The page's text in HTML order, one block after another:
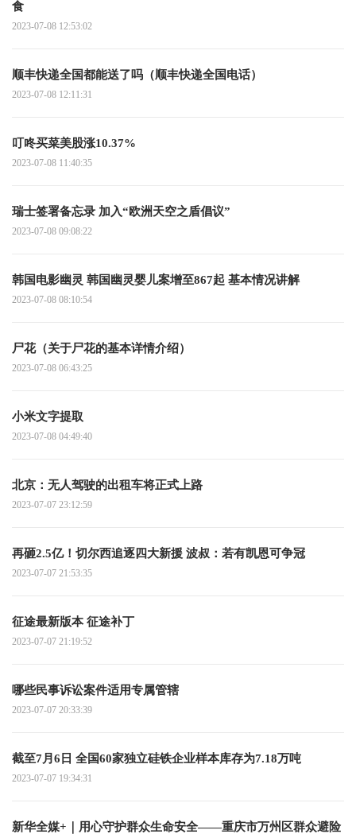
食
2023-07-08 12:53:02
顺丰快递全国都能送了吗（顺丰快递全国电话）
2023-07-08 12:11:31
叮咚买菜美股涨10.37%
2023-07-08 11:40:35
瑞士签署备忘录 加入“欧洲天空之盾倡议”
2023-07-08 09:08:22
韩国电影幽灵 韩国幽灵婴儿案增至867起 基本情况讲解
2023-07-08 08:10:54
尸花（关于尸花的基本详情介绍）
2023-07-08 06:43:25
小米文字提取
2023-07-08 04:49:40
北京：无人驾驶的出租车将正式上路
2023-07-07 23:12:59
再砸2.5亿！切尔西追逐四大新援 波叔：若有凯恩可争冠
2023-07-07 21:53:35
征途最新版本 征途补丁
2023-07-07 21:19:52
哪些民事诉讼案件适用专属管辖
2023-07-07 20:33:39
截至7月6日 全国60家独立硅铁企业样本库存为7.18万吨
2023-07-07 19:34:31
新华全媒+｜用心守护群众生命安全——重庆市万州区群众避险